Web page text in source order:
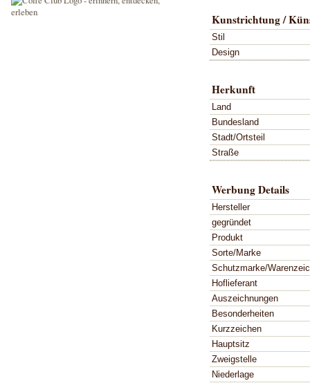
Kunstrichtung /
Stil
Design
Herkunft
Land
Bundesland
Stadt/Ortsteil
Straße
Werbung Details
Hersteller
gegründet
Produkt
Sorte/Marke
Schutzmarke/
Hoflieferant
Auszeichnungen
Besonderheiten
Kurzzeichen
Hauptsitz
Zweigstelle
Niederlage